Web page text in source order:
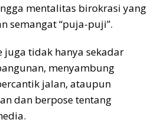
mentalitas birokrasi yang
semangat “puja-puji”.
juga tidak hanya sekadar
menyambung
jalan, ataupun
dan berpose tentang